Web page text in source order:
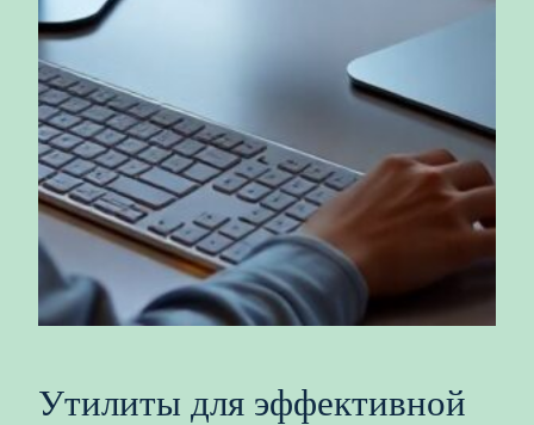
Утилиты для эффективной